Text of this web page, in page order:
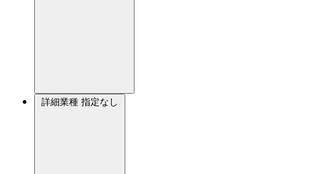
詳細業種 指定なし